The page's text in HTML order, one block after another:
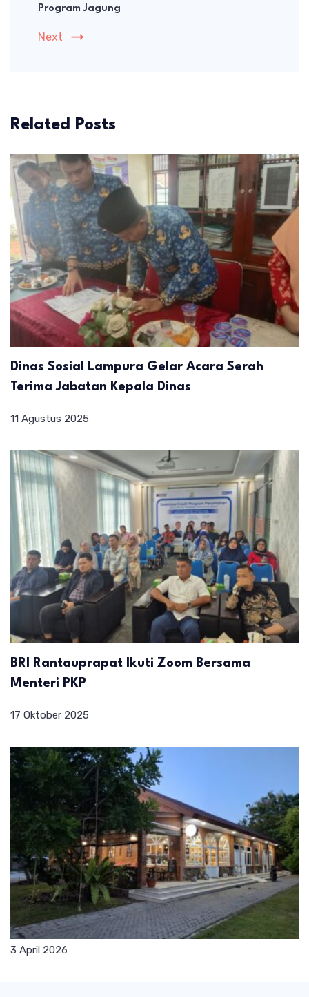
Program Jagung
Next
Related Posts
Dinas Sosial Lampura Gelar Acara Serah
Terima Jabatan Kepala Dinas
11 Agustus 2025
BRI Rantauprapat Ikuti Zoom Bersama
Menteri PKP
17 Oktober 2025
3 April 2026